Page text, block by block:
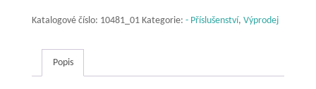
28
vlák.
Katalogové číslo: 10481_01 Kategorie: - Příslušenství, Výprodej
Popis